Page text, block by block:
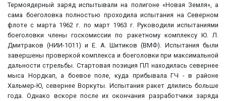
Термоядерный заряд испытывали на полигоне «Новая Земля», а
сама боеголовка полностью проходила испытания на Северном
флоте с марта 1962 г. по март 1963 г. Руководили испытаниями
боеголовки члены госкомиссии по ракетному комплексу Ю. Л.
Дмитраков (НИИ-1011) и Е. А. Шитиков (ВМФ). Испытания были
завершены проверкой комплекса и боеголовки при максимальной
дальности стрельбы. Стартовая позиция ПЛ находилась севернее
мыса Нордкап, а боевое поле, куда прибывала ГЧ - в районе
Хальмер-Ю, севернее Воркуты. Испытания ракет длились больше
года. Однако вскоре после их окончания разработчики заряда